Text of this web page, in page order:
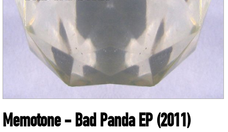
Memotone- Bad Panda EP(2011)